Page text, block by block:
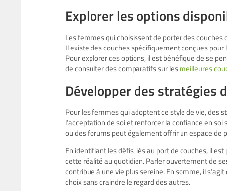
Explorer les options
Les femmes qui choisissent de porter des
Il existe des couches spécifiquement conçues
Pour explorer ces options, il est bénéfique de se
de consulter des comparatifs sur lesmeilleures
Développer des stratégies
Pour les femmes qui adoptent ce style de vie, des
l’acceptation de soi et renforcer la confiance en
ou des forums peut également offrir un espace de
En identifiant les défis liés au port de couches, il
cette réalité au quotidien. Parler ouvertement de
contribue à une vie plus sereine. En somme, il
choix sans craindre le regard des autres.